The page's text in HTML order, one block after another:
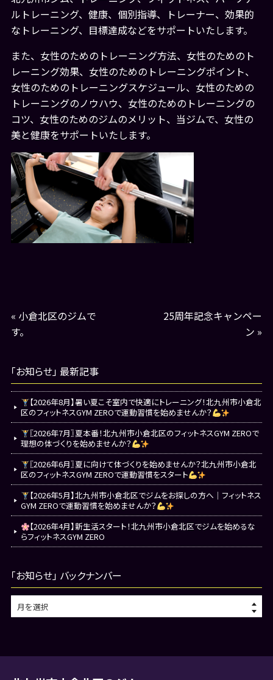
ルトレーニング、健康、個別指導、トレーナー、効果的
なトレーニング、目標達成などをサポートいたします。
また、女性のためのトレーニング方法、女性のためのト
レーニング効果、女性のためのトレーニングポイント、
女性のためのトレーニングスケジュール、女性のための
トレーニングのノウハウ、女性のためのトレーニングの
コツ、女性のためのジムのメリット、当ジムで、女性の
美と健康をサポートいたします。
« 小倉北区のジムで
す。
25周年記念キャンペー
ン »
「お知らせ」 最新記事
【2026年8月】暑い夏こそ室内で快適にトレーニング！北九州市小倉北
区のフィットネスGYM ZEROで運動習慣を始めませんか？
〖2026年7月〗夏本番！北九州市小倉北区のフィットネスGYM ZEROで
理想の体づくりを始めませんか？
〖2026年6月〗夏に向けて体づくりを始めませんか？北九州市小倉北
区のフィットネスGYM ZEROで運動習慣をスタート
【2026年5月】北九州市小倉北区でジムをお探しの方へ｜フィットネス
GYM ZEROで運動習慣を始めませんか？
【2026年4月】新生活スタート！北九州市小倉北区でジムを始めるな
らフィットネスGYM ZERO
「お知らせ」 バックナンバー